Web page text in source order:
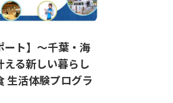
ート】～千葉・海
える新しい暮らし
活体験プログラ